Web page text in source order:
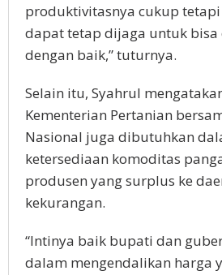
produktivitasnya cukup
dapat tetap dijaga untuk
dengan baik,” tuturnya.
Selain itu, Syahrul
Kementerian Pertanian
Nasional juga dibutuhkan
ketersediaan komoditas
produsen yang surplus ke
kekurangan.
“Intinya baik bupati dan
dalam mengendalikan harga